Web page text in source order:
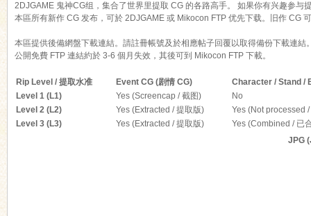
2DJGAME 鬼神CG组，集合了世界里提取 CG 的各路高手。 如果你有兴趣参与
本區所有新作 CG 发布，可於 2DJGAME 或 Mikocon FTP 优先下载。旧作 CG
本區提供後備網盤下載連結。請註冊帳號及於相應帖子回覆以取得備份下載連結
公開免費 FTP 連結約於 3-6 個月失效，其後可到 Mikocon FTP 下載。
Rip Level / 提取水准 Event CG (剧情 CG)
Character / Stand /
Level 1 (L1)
Yes (Screencap / 截图)
No
Level 2 (L2)
Yes (Extracted / 提取版)
Yes (Not processed
Level 3 (L3)
Yes (Extracted / 提取版) Yes (Combined / 已
JPG